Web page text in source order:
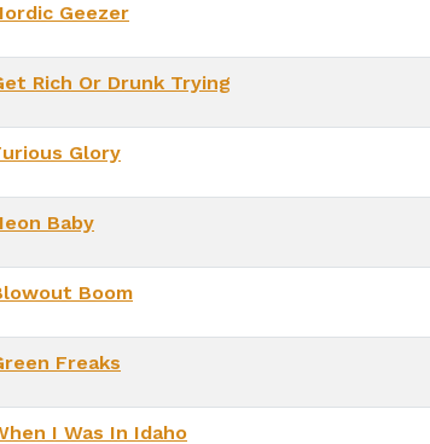
Geezer
Rich Or Drunk Trying
Glory
Baby
Boom
Freaks
I Was In Idaho